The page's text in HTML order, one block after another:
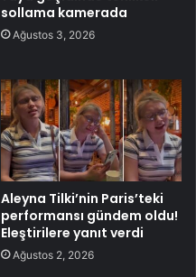
sollama kamerada
Ağustos 3, 2026
Aleyna Tilki’nin Paris’teki
performansı gündem oldu!
Eleştirilere yanıt verdi
Ağustos 2, 2026